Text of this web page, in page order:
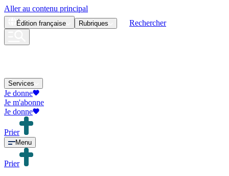
Aller au contenu principal
Édition française Rubriques Rechercher
Services
Je donne
Je m'abonne
Je donne
Prier
Menu
Prier